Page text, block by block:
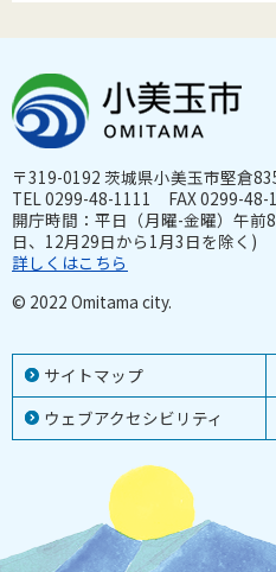
サイトマップ
ウェブアクセシビリティ
〒319-0192 茨城県小美玉市堅倉
TEL 0299-48-1111 FAX 0299-48-
開庁時間：平日（月曜-金曜）午
日、12月29日から1月3日を除く)
詳しくはこちら
© 2022 Omitama city.